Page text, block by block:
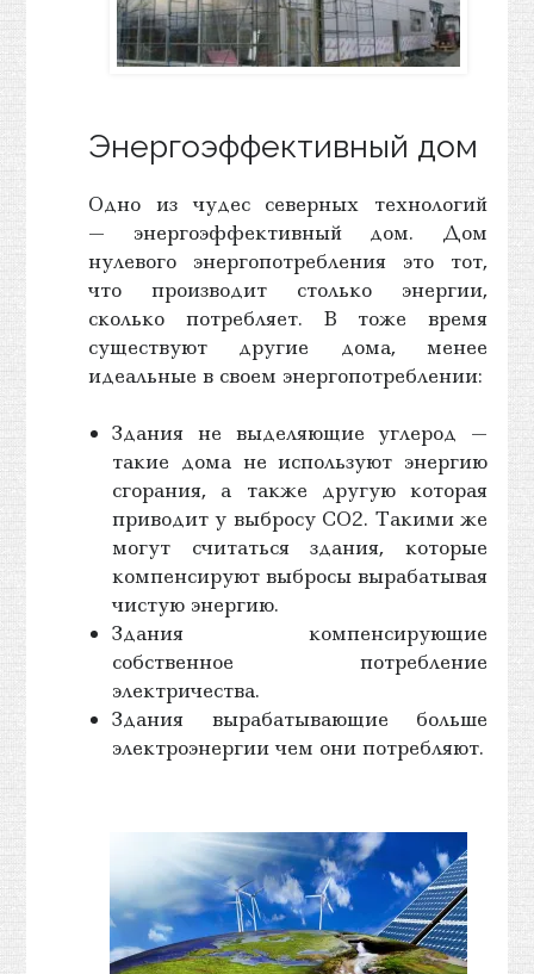
Энергоэффективный дом
Одно из чудес северных технологий
— энергоэффективный дом. Дом
нулевого энергопотребления это тот,
что производит столько энергии,
сколько потребляет. В тоже время
существуют другие дома, менее
идеальные в своем энергопотреблении:
Здания не выделяющие углерод —
такие дома не используют энергию
сгорания, а также другую которая
приводит у выбросу CO2. Такими же
могут считаться здания, которые
компенсируют выбросы вырабатывая
чистую энергию.
Здания компенсирующие
собственное потребление
электричества.
Здания вырабатывающие больше
электроэнергии чем они потребляют.